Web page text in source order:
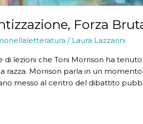
Forza
/ Laura Lazzarini
di lezioni che Toni Morrison ha
razza. Morrison parla in un
messo al centro del dibattito